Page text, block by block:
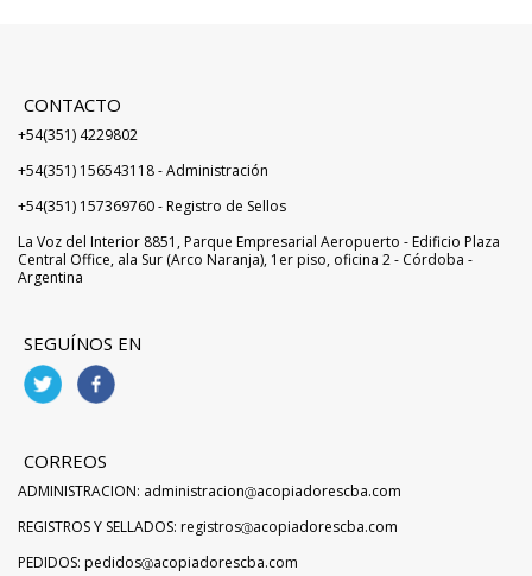
CONTACTO
+54(351) 4229802
+54(351) 156543118 - Administración
+54(351) 157369760 - Registro de Sellos
La Voz del Interior 8851, Parque Empresarial Aeropuerto - Edificio Plaza
Central Office, ala Sur (Arco Naranja), 1er piso, oficina 2 - Córdoba -
Argentina
SEGUÍNOS EN
CORREOS
ADMINISTRACION: administracion
acopiadorescba.com
REGISTROS Y SELLADOS: registros
acopiadorescba.com
PEDIDOS: pedidos
acopiadorescba.com